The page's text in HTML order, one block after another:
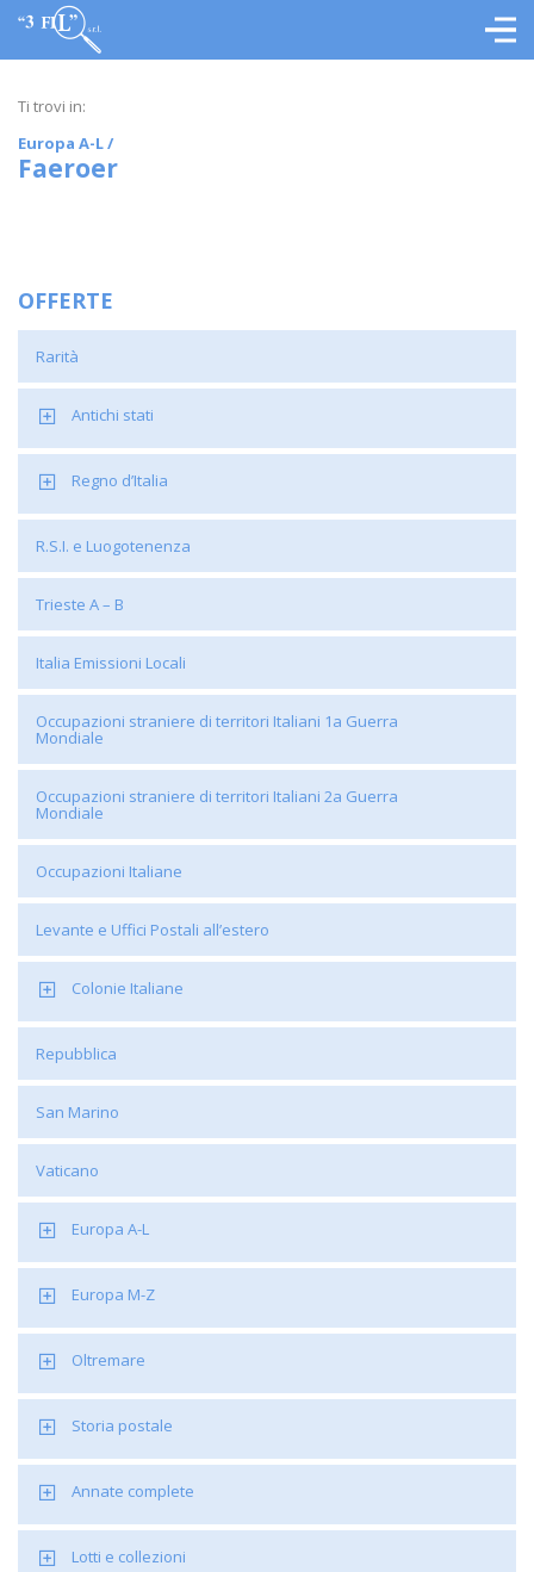
OFFERTE
Rarità
Antichi stati
Regno d’Italia
R.S.I. e Luogotenenza
Trieste A – B
Italia Emissioni Locali
Occupazioni straniere di territori Italiani 1a Guerra
Mondiale
Occupazioni straniere di territori Italiani 2a Guerra
Mondiale
Occupazioni Italiane
Levante e Uffici Postali all’estero
Colonie Italiane
Repubblica
San Marino
Vaticano
Europa A-L
Europa M-Z
Oltremare
Storia postale
Annate complete
Lotti e collezioni
Ti trovi in:
Europa A-L/
Faeroer